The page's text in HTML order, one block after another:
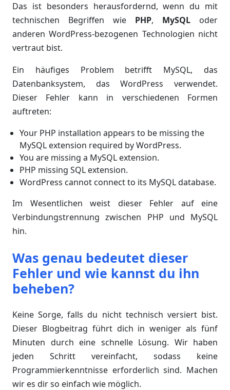
Das ist besonders herausfordernd, wenn du mit
technischen Begriffen wie PHP, MySQL oder
anderen WordPress-bezogenen Technologien nicht
vertraut bist.
Ein häufiges Problem betrifft MySQL, das
Datenbanksystem, das WordPress verwendet.
Dieser Fehler kann in verschiedenen Formen
auftreten:
Your PHP installation appears to be missing the
MySQL extension required by WordPress.
You are missing a MySQL extension.
PHP missing SQL extension.
WordPress cannot connect to its MySQL database.
Im Wesentlichen weist dieser Fehler auf eine
Verbindungstrennung zwischen PHP und MySQL
hin.
Was genau bedeutet dieser
Fehler und wie kannst du ihn
beheben?
Keine Sorge, falls du nicht technisch versiert bist.
Dieser Blogbeitrag führt dich in weniger als fünf
Minuten durch eine schnelle Lösung. Wir haben
jeden Schritt vereinfacht, sodass keine
Programmierkenntnisse erforderlich sind. Machen
wir es dir so einfach wie möglich.